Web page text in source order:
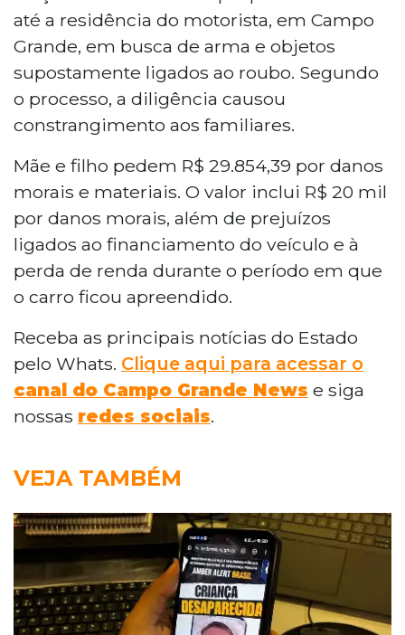
até a residência do motorista, em Campo
Grande, em busca de arma e objetos
supostamente ligados ao roubo. Segundo
o processo, a diligência causou
constrangimento aos familiares.
Mãe e filho pedem R$ 29.854,39 por danos
morais e materiais. O valor inclui R$ 20 mil
por danos morais, além de prejuízos
ligados ao financiamento do veículo e à
perda de renda durante o período em que
o carro ficou apreendido.
Receba as principais notícias do Estado
pelo Whats. Clique aqui para acessar o
canal do Campo Grande News e siga
nossas redes sociais.
VEJA TAMBÉM